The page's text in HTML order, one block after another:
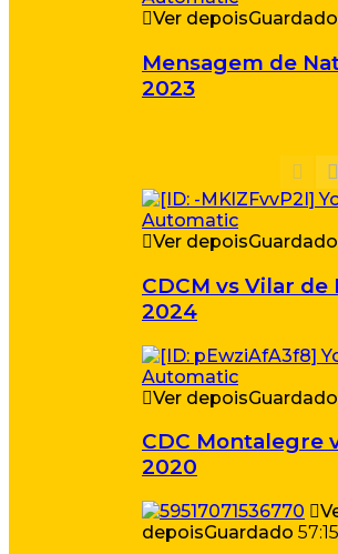
Ver depoisGuardado
Mensagem de
2023
Ver depoisGuardado
CDCM vs Vilar de
2024
Ver depoisGuardado
CDC Montalegre
2020
depoisGuardado 57:15